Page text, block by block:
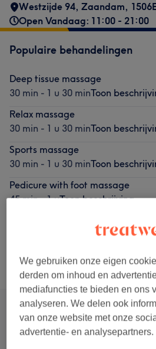
Westzijde 94, Zaandam,
Open Vandaag: 11:00 - 21:00
Populaire behandelingen
Deep tissue massage
30 min - 1 u 30 minToon
Relax massage
30 min - 1 u 30 minToon
Sports massage
30 min - 1 u 30 minToon
Pedicure with foot massage
45 min - 1 uToon beschrijving
Toon
Alle behandelingen
We gebruiken onze eigen
derden om inhoud en
mediafuncties te bieden en ons
analyseren. We delen ook
van onze website met onze
advertentie- en analysepartners.